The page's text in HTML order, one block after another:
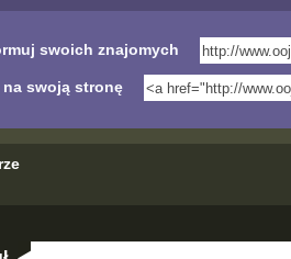
swoich znajomych
na swoją stronę